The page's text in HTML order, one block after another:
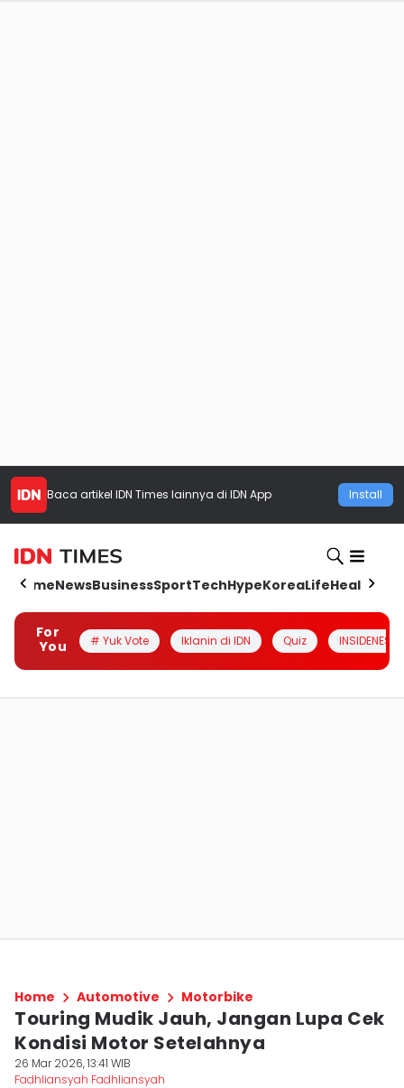
Baca artikel IDN Times lainnya di IDN App Install
HomeNewsBusinessSportTechHypeKoreaLifeHealth
For
You
# Yuk Vote Iklanin di IDN Quiz INSIDENESIA
Home Automotive Motorbike
Touring Mudik Jauh, Jangan Lupa Cek
Kondisi Motor Setelahnya
26 Mar 2026, 13:41 WIB
Fadhliansyah Fadhliansyah